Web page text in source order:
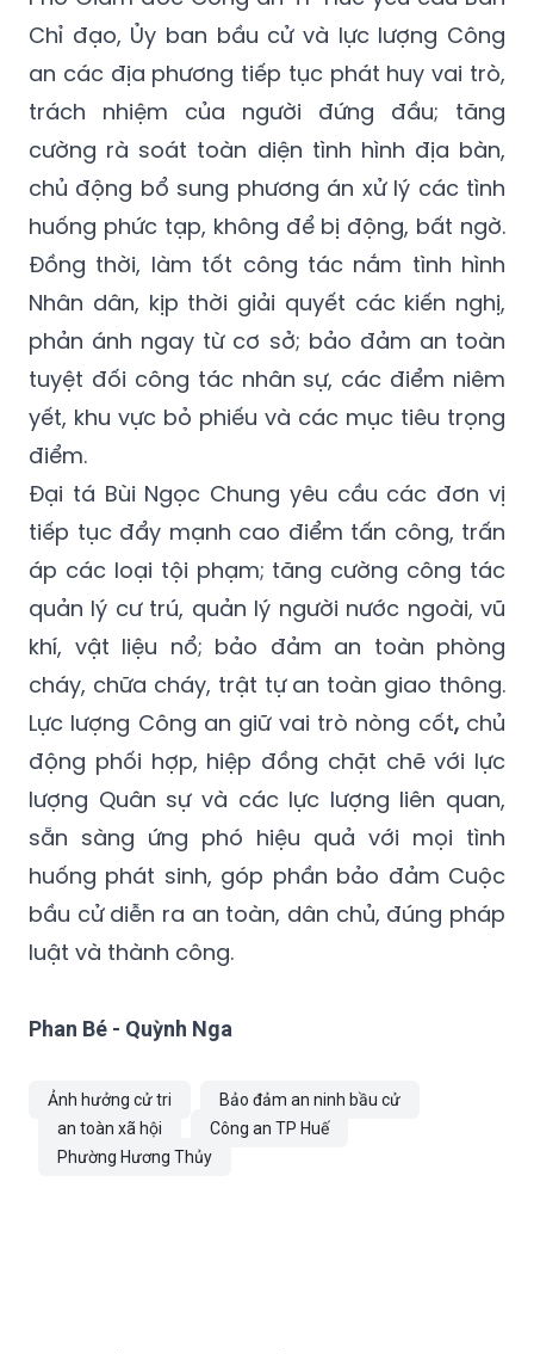
Chỉ đạo, Ủy ban bầu cử và lực lượng Công
an các địa phương tiếp tục phát huy vai trò,
trách nhiệm của người đứng đầu; tăng
cường rà soát toàn diện tình hình địa bàn,
chủ động bổ sung phương án xử lý các tình
huống phức tạp, không để bị động, bất ngờ.
Đồng thời, làm tốt công tác nắm tình hình
Nhân dân, kịp thời giải quyết các kiến nghị,
phản ánh ngay từ cơ sở; bảo đảm an toàn
tuyệt đối công tác nhân sự, các điểm niêm
yết, khu vực bỏ phiếu và các mục tiêu trọng
điểm.
Đại tá Bùi Ngọc Chung yêu cầu các đơn vị
tiếp tục đẩy mạnh cao điểm tấn công, trấn
áp các loại tội phạm; tăng cường công tác
quản lý cư trú, quản lý người nước ngoài, vũ
khí, vật liệu nổ; bảo đảm an toàn phòng
cháy, chữa cháy, trật tự an toàn giao thông.
Lực lượng Công an giữ vai trò nòng cốt,chủ
động phối hợp, hiệp đồng chặt chẽ với lực
lượng Quân sự và các lực lượng liên quan,
sẵn sàng ứng phó hiệu quả với mọi tình
huống phát sinh, góp phần bảo đảm Cuộc
bầu cử diễn ra an toàn, dân chủ, đúng pháp
luật và thành công.
Phan Bé - Quỳnh Nga
Ảnh hưởng cử tri
Bảo đảm an ninh bầu cử
an toàn xã hội
Công an TP Huế
Phường Hương Thủy